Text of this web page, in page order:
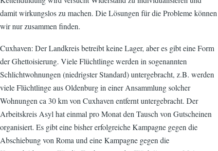
damit wirkungslos zu machen. Die Lösungen für die Probleme können
wir nur zusammen finden.
Cuxhaven: Der Landkreis betreibt keine Lager, aber es gibt eine Form
der Ghettoisierung. Viele Flüchtlinge werden in sogenannten
Schlichtwohnungen (niedrigster Standard) untergebracht, z.B. werden
viele Flüchtlinge aus Oldenburg in einer Ansammlung solcher
Wohnungen ca 30 km von Cuxhaven entfernt untergebracht. Der
Arbeitskreis Asyl hat einmal pro Monat den Tausch von Gutscheinen
organisiert. Es gibt eine bisher erfolgreiche Kampagne gegen die
Abschiebung von Roma und eine Kampagne gegen die